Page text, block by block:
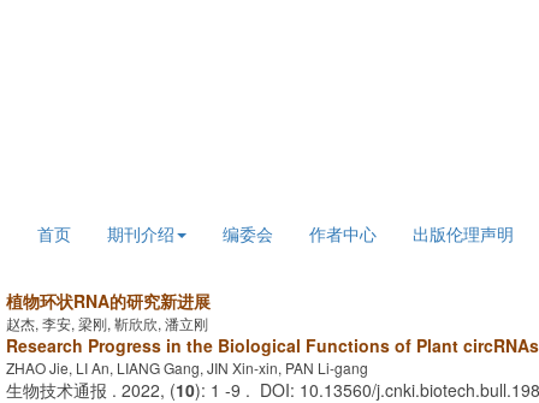
首页 期刊介绍 编委会 作者中心 出版伦理声明
植物环状RNA的研究新进展
赵杰, 李安, 梁刚, 靳欣欣, 潘立刚
Research Progress in the Biological Functions of Plant circRNAs
ZHAO Jie, LI An, LIANG Gang, JIN Xin-xin, PAN Li-gang
生物技术通报 . 2022, (10): 1 -9 . DOI: 10.13560/